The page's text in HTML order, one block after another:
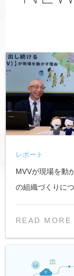
MVVが現場を動
の組織づくりに
レポート
READ MORE